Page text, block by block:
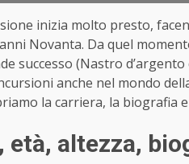
inizia molto presto,
Novanta. Da quel
successo (Nastro
anche nel mondo
la carriera, la biografia
età, altezza,